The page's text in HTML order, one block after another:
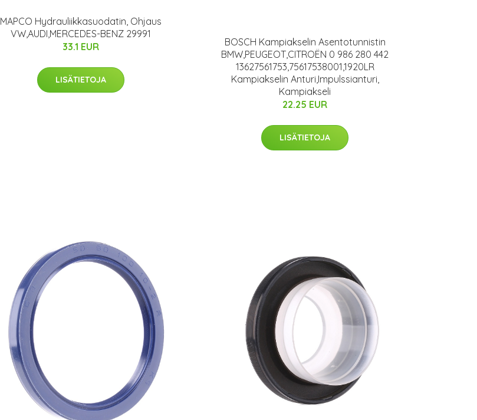
MAPCO Hydrauliikkasuodatin, Ohjaus
VW,AUDI,MERCEDES-BENZ 29991
33.1 EUR
LISÄTIETOJA
BOSCH Kampiakselin Asentotunnistin
BMW,PEUGEOT,CITROËN 0 986 280 442
13627561753,75617538001,1920LR
Kampiakselin Anturi,Impulssianturi,
Kampiakseli
22.25 EUR
LISÄTIETOJA